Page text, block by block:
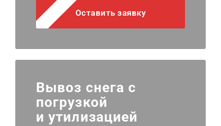
Оставить заявку
Вывоз снега с
погрузкой
и утилизацией